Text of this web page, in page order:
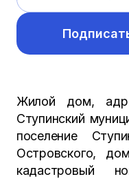
Жилой дом,
Ступинский
поселение
Островского,
кадастровый